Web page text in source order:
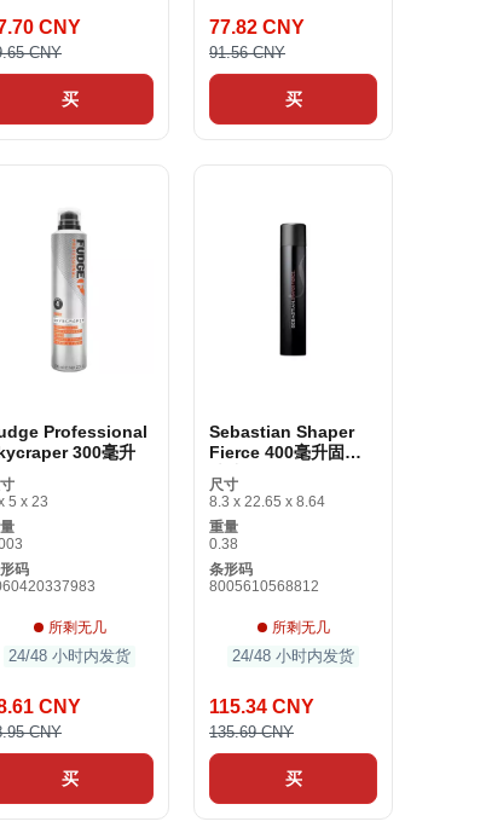
CNY
CNY
买
77.82 CNY
91.56 CNY
买
Professional
300毫升
5 x 23
码
所剩无几
24/48 小时内发货
CNY
CNY
买
Sebastian Shaper
Fierce 400毫升固定
清漆
尺寸
8.3 x 22.65 x 8.64
重量
0.38
条形码
8005610568812
所剩无几
24/48 小时内发货
115.34 CNY
135.69 CNY
买